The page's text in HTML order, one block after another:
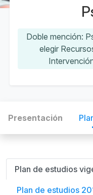
Doble mención:
elegir
Presentación
Plan de estudios
Plan de estudios